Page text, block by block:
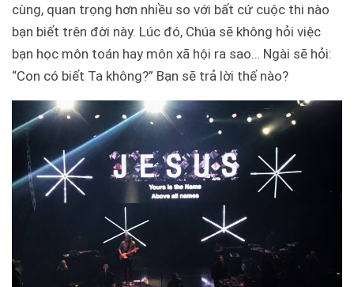
cùng, quan trọng hơn nhiều so với bất cứ cuộc thi nào
bạn biết trên đời này. Lúc đó, Chúa sẽ không hỏi việc
bạn học môn toán hay môn xã hội ra sao… Ngài sẽ hỏi:
“Con có biết Ta không?” Bạn sẽ trả lời thế nào?